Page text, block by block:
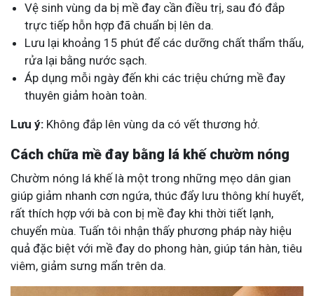
Vệ sinh vùng da bị mề đay cần điều trị, sau đó đắp
trực tiếp hỗn hợp đã chuẩn bị lên da.
Lưu lại khoảng 15 phút để các dưỡng chất thẩm thấu,
rửa lại bằng nước sạch.
Áp dụng mỗi ngày đến khi các triệu chứng mề đay
thuyên giảm hoàn toàn.
Lưu ý: Không đắp lên vùng da có vết thương hở.
Cách chữa mề đay bằng lá khế chườm nóng
Chườm nóng lá khế là một trong những mẹo dân gian
giúp giảm nhanh cơn ngứa, thúc đẩy lưu thông khí huyết,
rất thích hợp với bà con bị mề đay khi thời tiết lạnh,
chuyển mùa. Tuấn tôi nhận thấy phương pháp này hiệu
quả đặc biệt với mề đay do phong hàn, giúp tán hàn, tiêu
viêm, giảm sưng mẩn trên da.